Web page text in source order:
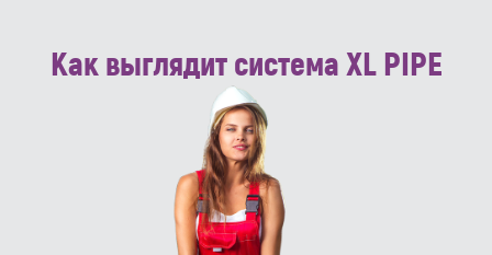
Как выглядит система XL PIPE